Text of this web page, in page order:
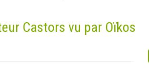
Castors vu par Oïkos